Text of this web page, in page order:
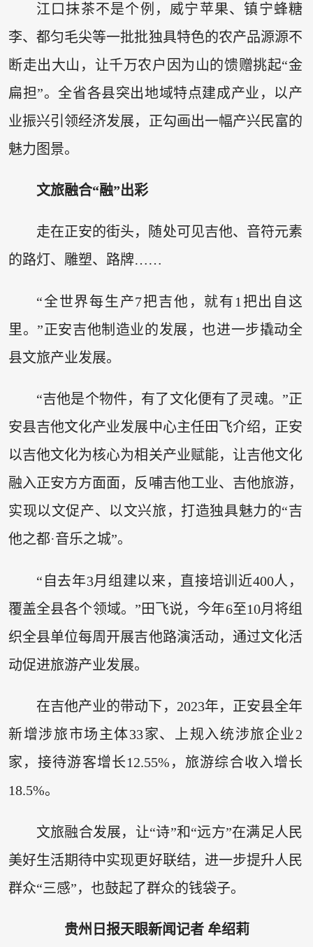
江口抹茶不是个例，威宁苹果、镇宁蜂糖
李、都匀毛尖等一批批独具特色的农产品源源不
断走出大山，让千万农户因为山的馈赠挑起“金
扁担”。全省各县突出地域特点建成产业，以产
业振兴引领经济发展，正勾画出一幅产兴民富的
魅力图景。
文旅融合“融”出彩
走在正安的街头，随处可见吉他、音符元素
的路灯、雕塑、路牌……
“全世界每生产7把吉他，就有1把出自这
里。”正安吉他制造业的发展，也进一步撬动全
县文旅产业发展。
“吉他是个物件，有了文化便有了灵魂。”正
安县吉他文化产业发展中心主任田飞介绍，正安
以吉他文化为核心为相关产业赋能，让吉他文化
融入正安方方面面，反哺吉他工业、吉他旅游，
实现以文促产、以文兴旅，打造独具魅力的“吉
他之都·音乐之城”。
“自去年3月组建以来，直接培训近400人，
覆盖全县各个领域。”田飞说，今年6至10月将组
织全县单位每周开展吉他路演活动，通过文化活
动促进旅游产业发展。
在吉他产业的带动下，2023年，正安县全年
新增涉旅市场主体33家、上规入统涉旅企业2
家，接待游客增长12.55%，旅游综合收入增长
18.5%。
文旅融合发展，让“诗”和“远方”在满足人民
美好生活期待中实现更好联结，进一步提升人民
群众“三感”，也鼓起了群众的钱袋子。
贵州日报天眼新闻记者 牟绍莉